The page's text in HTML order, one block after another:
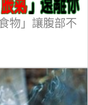
物」讓腹部不